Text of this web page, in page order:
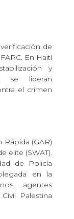
de
En Haití
y
se lideran
el crimen
(GAR)
elite (SWAT).
de Policía
en la
agentes
Palestina